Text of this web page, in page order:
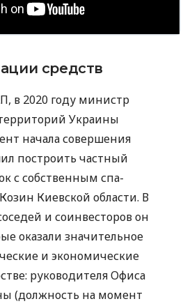
средств
в 2020 году министр
Украины
начала совершения
построить частный
с собственным спа-
Киевской области. В
и соинвесторов он
оказали значительное
и экономические
руководителя Офиса
(должность на момент